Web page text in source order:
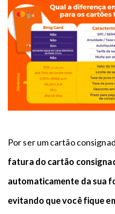
Por ser um cartão
fatura do cartão
automaticamente da sua
evitando que você fique